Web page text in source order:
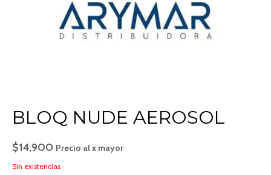
BLOQ NUDE AEROSOL
$14,900 Precio al x mayor
Sin existencias